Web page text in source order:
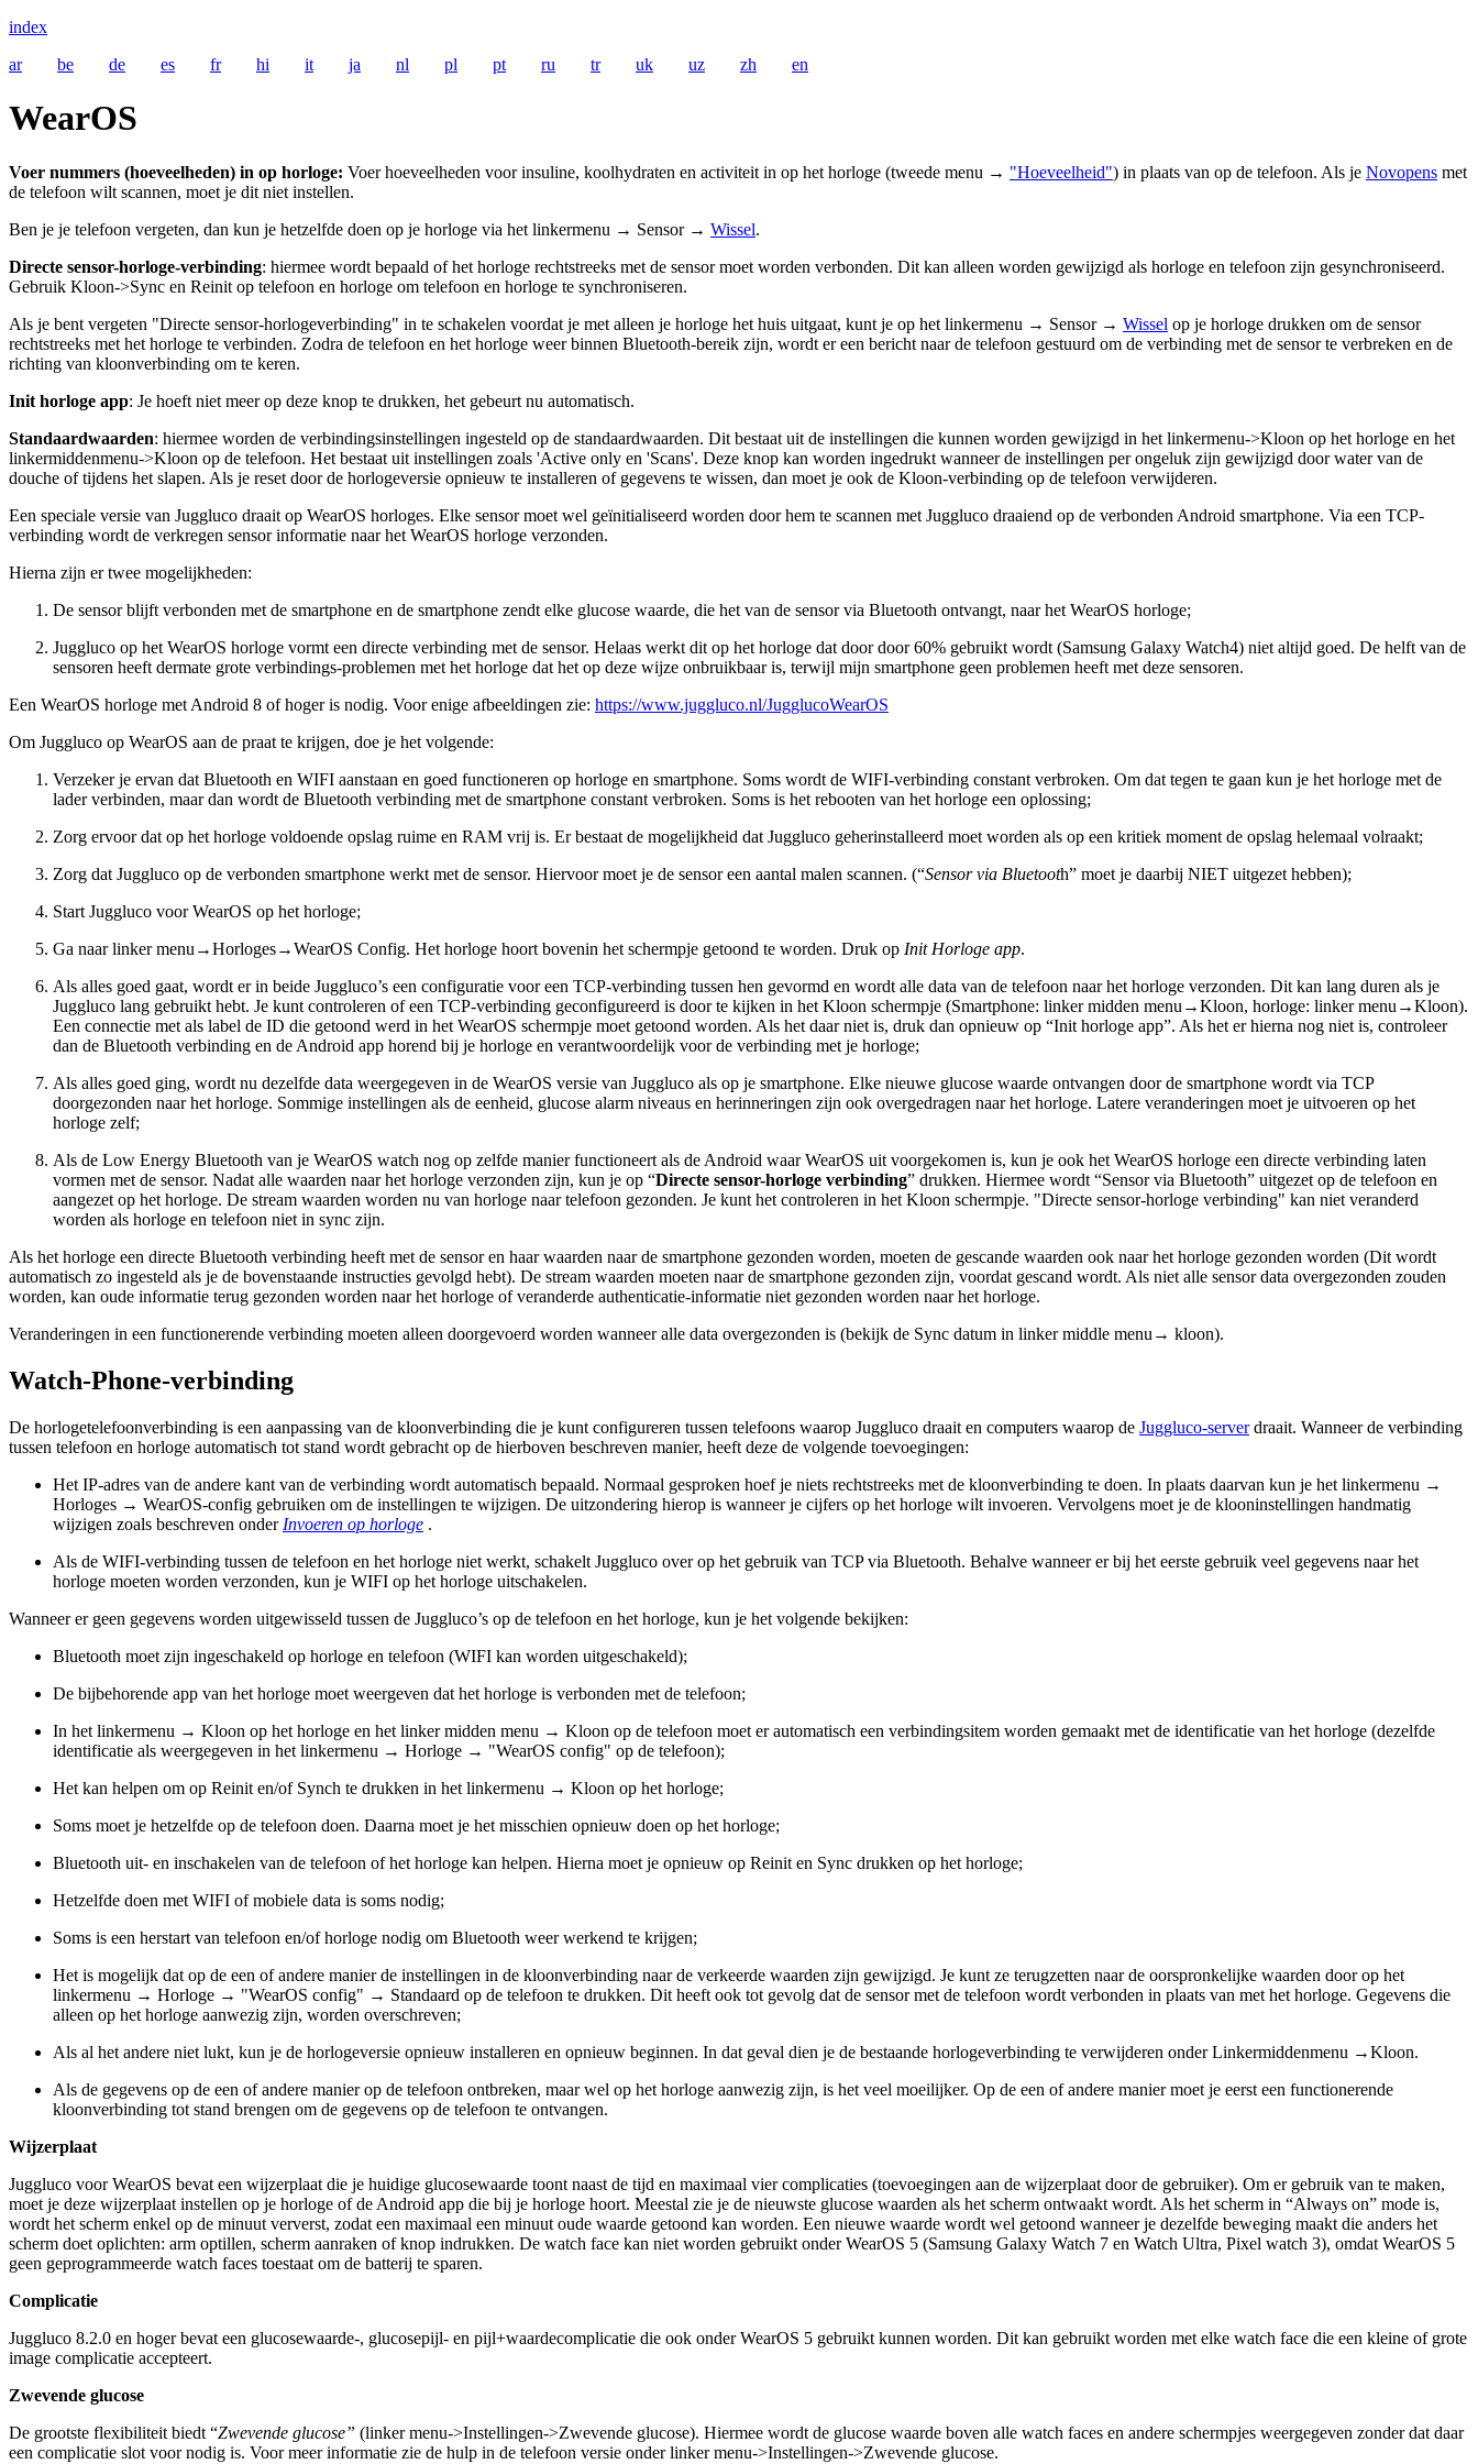
index
ar
be de es fr hi it ja nl pl pt ru tr uk uz zh en
WearOS
Voer nummers (hoeveelheden) in op horloge: Voer hoeveelheden voor insuline, koolhydraten en activiteit in op het horloge (tweede menu → "Hoeveelheid") in plaats van op de telefoon. Als je Novopens met
de telefoon wilt scannen, moet je dit niet instellen.
Ben je je telefoon vergeten, dan kun je hetzelfde doen op je horloge via het linkermenu → Sensor → Wissel.
Directe sensor-horloge-verbinding: hiermee wordt bepaald of het horloge rechtstreeks met de sensor moet worden verbonden. Dit kan alleen worden gewijzigd als horloge en telefoon zijn gesynchroniseerd.
Gebruik Kloon->Sync en Reinit op telefoon en horloge om telefoon en horloge te synchroniseren.
Als je bent vergeten "Directe sensor-horlogeverbinding" in te schakelen voordat je met alleen je horloge het huis uitgaat, kunt je op het linkermenu → Sensor → Wissel op je horloge drukken om de sensor
rechtstreeks met het horloge te verbinden. Zodra de telefoon en het horloge weer binnen Bluetooth-bereik zijn, wordt er een bericht naar de telefoon gestuurd om de verbinding met de sensor te verbreken en de
richting van kloonverbinding om te keren.
Init horloge app: Je hoeft niet meer op deze knop te drukken, het gebeurt nu automatisch.
Standaardwaarden: hiermee worden de verbindingsinstellingen ingesteld op de standaardwaarden. Dit bestaat uit de instellingen die kunnen worden gewijzigd in het linkermenu->Kloon op het horloge en het
linkermiddenmenu->Kloon op de telefoon. Het bestaat uit instellingen zoals 'Active only en 'Scans'. Deze knop kan worden ingedrukt wanneer de instellingen per ongeluk zijn gewijzigd door water van de
douche of tijdens het slapen. Als je reset door de horlogeversie opnieuw te installeren of gegevens te wissen, dan moet je ook de Kloon-verbinding op de telefoon verwijderen.
Een speciale versie van Juggluco draait op WearOS horloges. Elke sensor moet wel geïnitialiseerd worden door hem te scannen met Juggluco draaiend op de verbonden Android smartphone. Via een TCP-
verbinding wordt de verkregen sensor informatie naar het WearOS horloge verzonden.
Hierna zijn er twee mogelijkheden:
De sensor blijft verbonden met de smartphone en de smartphone zendt elke glucose waarde, die het van de sensor via Bluetooth ontvangt, naar het WearOS horloge;
Juggluco op het WearOS horloge vormt een directe verbinding met de sensor. Helaas werkt dit op het horloge dat door door 60% gebruikt wordt (Samsung Galaxy Watch4) niet altijd goed. De helft van de
sensoren heeft dermate grote verbindings-problemen met het horloge dat het op deze wijze onbruikbaar is, terwijl mijn smartphone geen problemen heeft met deze sensoren.
Een WearOS horloge met Android 8 of hoger is nodig. Voor enige afbeeldingen zie: https://www.juggluco.nl/JugglucoWearOS
Om Juggluco op WearOS aan de praat te krijgen, doe je het volgende:
Verzeker je ervan dat Bluetooth en WIFI aanstaan en goed functioneren op horloge en smartphone. Soms wordt de WIFI-verbinding constant verbroken. Om dat tegen te gaan kun je het horloge met de
lader verbinden, maar dan wordt de Bluetooth verbinding met de smartphone constant verbroken. Soms is het rebooten van het horloge een oplossing;
Zorg ervoor dat op het horloge voldoende opslag ruime en RAM vrij is. Er bestaat de mogelijkheid dat Juggluco geherinstalleerd moet worden als op een kritiek moment de opslag helemaal volraakt;
Zorg dat Juggluco op de verbonden smartphone werkt met de sensor. Hiervoor moet je de sensor een aantal malen scannen. (“Sensor via Bluetooth” moet je daarbij NIET uitgezet hebben);
Start Juggluco voor WearOS op het horloge;
Ga naar linker menu→Horloges→WearOS Config. Het horloge hoort bovenin het schermpje getoond te worden. Druk op Init Horloge app.
Als alles goed gaat, wordt er in beide Juggluco’s een configuratie voor een TCP-verbinding tussen hen gevormd en wordt alle data van de telefoon naar het horloge verzonden. Dit kan lang duren als je
Juggluco lang gebruikt hebt. Je kunt controleren of een TCP-verbinding geconfigureerd is door te kijken in het Kloon schermpje (Smartphone: linker midden menu→Kloon, horloge: linker menu→Kloon).
Een connectie met als label de ID die getoond werd in het WearOS schermpje moet getoond worden. Als het daar niet is, druk dan opnieuw op “Init horloge app”. Als het er hierna nog niet is, controleer
dan de Bluetooth verbinding en de Android app horend bij je horloge en verantwoordelijk voor de verbinding met je horloge;
Als alles goed ging, wordt nu dezelfde data weergegeven in de WearOS versie van Juggluco als op je smartphone. Elke nieuwe glucose waarde ontvangen door de smartphone wordt via TCP
doorgezonden naar het horloge. Sommige instellingen als de eenheid, glucose alarm niveaus en herinneringen zijn ook overgedragen naar het horloge. Latere veranderingen moet je uitvoeren op het
horloge zelf;
Als de Low Energy Bluetooth van je WearOS watch nog op zelfde manier functioneert als de Android waar WearOS uit voorgekomen is, kun je ook het WearOS horloge een directe verbinding laten
vormen met de sensor. Nadat alle waarden naar het horloge verzonden zijn, kun je op “Directe sensor-horloge verbinding” drukken. Hiermee wordt “Sensor via Bluetooth” uitgezet op de telefoon en
aangezet op het horloge. De stream waarden worden nu van horloge naar telefoon gezonden. Je kunt het controleren in het Kloon schermpje. "Directe sensor-horloge verbinding" kan niet veranderd
worden als horloge en telefoon niet in sync zijn.
Als het horloge een directe Bluetooth verbinding heeft met de sensor en haar waarden naar de smartphone gezonden worden, moeten de gescande waarden ook naar het horloge gezonden worden (Dit wordt
automatisch zo ingesteld als je de bovenstaande instructies gevolgd hebt). De stream waarden moeten naar de smartphone gezonden zijn, voordat gescand wordt. Als niet alle sensor data overgezonden zouden
worden, kan oude informatie terug gezonden worden naar het horloge of veranderde authenticatie-informatie niet gezonden worden naar het horloge.
Veranderingen in een functionerende verbinding moeten alleen doorgevoerd worden wanneer alle data overgezonden is (bekijk de Sync datum in linker middle menu→ kloon).
Watch-Phone-verbinding
De horlogetelefoonverbinding is een aanpassing van de kloonverbinding die je kunt configureren tussen telefoons waarop Juggluco draait en computers waarop de Juggluco-serverdraait. Wanneer de verbinding
tussen telefoon en horloge automatisch tot stand wordt gebracht op de hierboven beschreven manier, heeft deze de volgende toevoegingen:
Het IP-adres van de andere kant van de verbinding wordt automatisch bepaald. Normaal gesproken hoef je niets rechtstreeks met de kloonverbinding te doen. In plaats daarvan kun je het linkermenu →
Horloges → WearOS-config gebruiken om de instellingen te wijzigen. De uitzondering hierop is wanneer je cijfers op het horloge wilt invoeren. Vervolgens moet je de klooninstellingen handmatig
wijzigen zoals beschreven onder Invoeren op horloge .
Als de WIFI-verbinding tussen de telefoon en het horloge niet werkt, schakelt Juggluco over op het gebruik van TCP via Bluetooth. Behalve wanneer er bij het eerste gebruik veel gegevens naar het
horloge moeten worden verzonden, kun je WIFI op het horloge uitschakelen.
Wanneer er geen gegevens worden uitgewisseld tussen de Juggluco’s op de telefoon en het horloge, kun je het volgende bekijken:
Bluetooth moet zijn ingeschakeld op horloge en telefoon (WIFI kan worden uitgeschakeld);
De bijbehorende app van het horloge moet weergeven dat het horloge is verbonden met de telefoon;
In het linkermenu → Kloon op het horloge en het linker midden menu → Kloon op de telefoon moet er automatisch een verbindingsitem worden gemaakt met de identificatie van het horloge (dezelfde
identificatie als weergegeven in het linkermenu → Horloge → "WearOS config" op de telefoon);
Het kan helpen om op Reinit en/of Synch te drukken in het linkermenu → Kloon op het horloge;
Soms moet je hetzelfde op de telefoon doen. Daarna moet je het misschien opnieuw doen op het horloge;
Bluetooth uit- en inschakelen van de telefoon of het horloge kan helpen. Hierna moet je opnieuw op Reinit en Sync drukken op het horloge;
Hetzelfde doen met WIFI of mobiele data is soms nodig;
Soms is een herstart van telefoon en/of horloge nodig om Bluetooth weer werkend te krijgen;
Het is mogelijk dat op de een of andere manier de instellingen in de kloonverbinding naar de verkeerde waarden zijn gewijzigd. Je kunt ze terugzetten naar de oorspronkelijke waarden door op het
linkermenu → Horloge → "WearOS config" → Standaard op de telefoon te drukken. Dit heeft ook tot gevolg dat de sensor met de telefoon wordt verbonden in plaats van met het horloge. Gegevens die
alleen op het horloge aanwezig zijn, worden overschreven;
Als al het andere niet lukt, kun je de horlogeversie opnieuw installeren en opnieuw beginnen. In dat geval dien je de bestaande horlogeverbinding te verwijderen onder Linkermiddenmenu →Kloon.
Als de gegevens op de een of andere manier op de telefoon ontbreken, maar wel op het horloge aanwezig zijn, is het veel moeilijker. Op de een of andere manier moet je eerst een functionerende
kloonverbinding tot stand brengen om de gegevens op de telefoon te ontvangen.
Wijzerplaat
Juggluco voor WearOS bevat een wijzerplaat die je huidige glucosewaarde toont naast de tijd en maximaal vier complicaties (toevoegingen aan de wijzerplaat door de gebruiker). Om er gebruik van te maken,
moet je deze wijzerplaat instellen op je horloge of de Android app die bij je horloge hoort. Meestal zie je de nieuwste glucose waarden als het scherm ontwaakt wordt. Als het scherm in “Always on” mode is,
wordt het scherm enkel op de minuut ververst, zodat een maximaal een minuut oude waarde getoond kan worden. Een nieuwe waarde wordt wel getoond wanneer je dezelfde beweging maakt die anders het
scherm doet oplichten: arm optillen, scherm aanraken of knop indrukken. De watch face kan niet worden gebruikt onder WearOS 5 (Samsung Galaxy Watch 7 en Watch Ultra, Pixel watch 3), omdat WearOS 5
geen geprogrammeerde watch faces toestaat om de batterij te sparen.
Complicatie
Juggluco 8.2.0 en hoger bevat een glucosewaarde-, glucosepijl- en pijl+waardecomplicatie die ook onder WearOS 5 gebruikt kunnen worden. Dit kan gebruikt worden met elke watch face die een kleine of grote
image complicatie accepteert.
Zwevende glucose
De grootste flexibiliteit biedt “Zwevende glucose” (linker menu->Instellingen->Zwevende glucose). Hiermee wordt de glucose waarde boven alle watch faces en andere schermpjes weergegeven zonder dat daar
een complicatie slot voor nodig is. Voor meer informatie zie de hulp in de telefoon versie onder linker menu->Instellingen->Zwevende glucose.